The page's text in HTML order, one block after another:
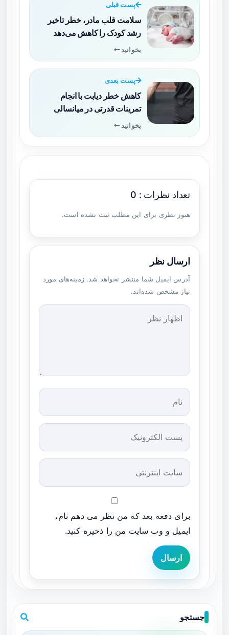
پست قبلی
سلامت قلب مادر، خطر تاخیر
رشد کودک را کاهش می‌دهد
بخوانید
پست بعدی
کاهش خطر دیابت با انجام
تمرینات قدرتی در میانسالی
بخوانید
تعداد نظرات : 0
هنوز نظری برای این مطلب ثبت نشده است.
ارسال نظر
آدرس ایمیل شما منتشر نخواهد شد. زمینه‌های مورد
نیاز مشخص شده‌اند.
برای دفعه بعد که من نظر می دهم نام،
ایمیل و وب سایت من را ذخیره کنید.
ارسال
جستجو